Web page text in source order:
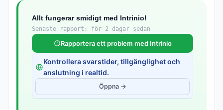
Allt fungerar smidigt med Intrinio!
Senaste rapport: för 2 dagar sedan
Rapportera ett problem med Intrinio
Kontrollera svarstider, tillgänglighet och
anslutning i realtid.
Öppna →